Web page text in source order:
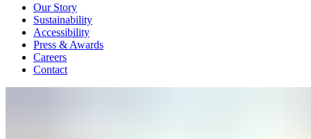
Our Story
Sustainability
Accessibility
Press & Awards
Careers
Contact